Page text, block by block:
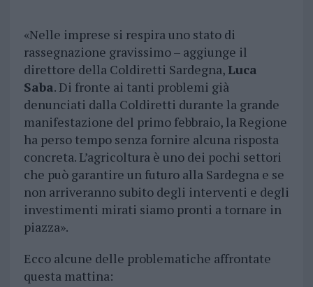
«Nelle imprese si respira uno stato di
rassegnazione gravissimo – aggiunge il
direttore della Coldiretti Sardegna,Luca
Saba. Di fronte ai tanti problemi già
denunciati dalla Coldiretti durante la grande
manifestazione del primo febbraio, la Regione
ha perso tempo senza fornire alcuna risposta
concreta. L’agricoltura è uno dei pochi settori
che può garantire un futuro alla Sardegna e se
non arriveranno subito degli interventi e degli
investimenti mirati siamo pronti a tornare in
piazza».
Ecco alcune delle problematiche affrontate
questa mattina: